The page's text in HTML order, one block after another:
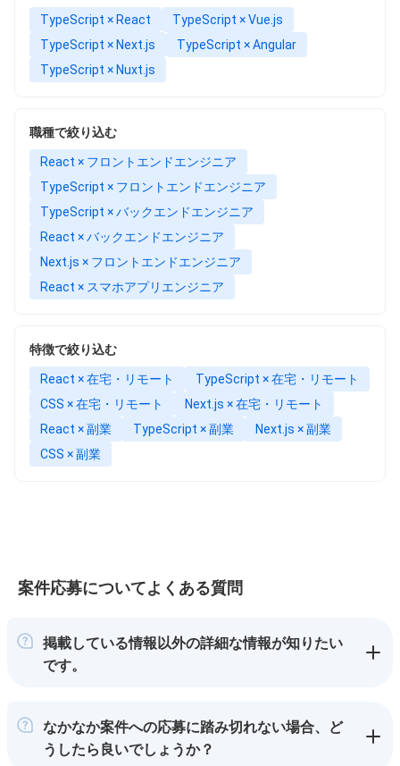
TypeScript × React
TypeScript × Vue.js
TypeScript × Next.js
TypeScript × Angular
TypeScript × Nuxt.js
職種で絞り込む
React × フロントエンドエンジニア
TypeScript × フロントエンドエンジニア
TypeScript × バックエンドエンジニア
React × バックエンドエンジニア
Next.js × フロントエンドエンジニア
React × スマホアプリエンジニア
特徴で絞り込む
React × 在宅・リモート
TypeScript × 在宅・リモート
CSS × 在宅・リモート
Next.js × 在宅・リモート
React × 副業
TypeScript × 副業
Next.js × 副業
CSS × 副業
案件応募についてよくある質問
掲載している情報以外の詳細な情報が知りたい
です。
なかなか案件への応募に踏み切れない場合、ど
うしたら良いでしょうか？